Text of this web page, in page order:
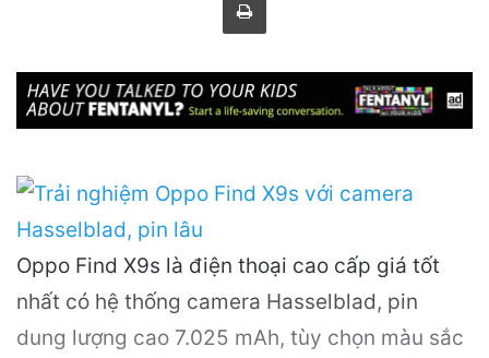
Oppo Find X9s là điện thoại cao cấp giá tốt
nhất có hệ thống camera Hasselblad, pin
dung lượng cao 7.025 mAh, tùy chọn màu sắc